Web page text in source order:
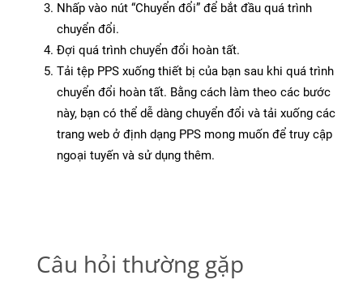
Nhấp vào nút “Chuyển đổi” để bắt đầu quá trình
chuyển đổi.
Đợi quá trình chuyển đổi hoàn tất.
Tải tệp PPS xuống thiết bị của bạn sau khi quá trình
chuyển đổi hoàn tất. Bằng cách làm theo các bước
này, bạn có thể dễ dàng chuyển đổi và tải xuống các
trang web ở định dạng PPS mong muốn để truy cập
ngoại tuyến và sử dụng thêm.
Câu hỏi thường gặp